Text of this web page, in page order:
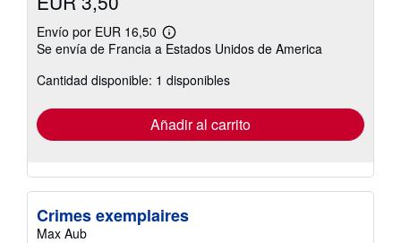
Envío por EUR 16,50
Más
información
las
tarifas
envío
Se envía de Francia a Estados Unidos de America
Cantidad disponible: 1 disponibles
Añadir al carrito
Crimes exemplaires
Max Aub